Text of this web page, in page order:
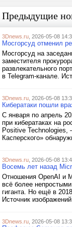
Предыдущие
3Dnews.ru , 2026-05-08
Мосгорсуд отменил
Мосгорсуд на
заместителя
развлекательного
в Telegram-канале.
3Dnews.ru , 2026-05-08
Кибератаки пошли
С января по апрель
при кибератаках на
Positive
Касперского»
3Dnews.ru , 2026-05-08
Восемь лет назад
Отношения OpenAI и
всё более
гиганта. Но ещё в
Источник
3Dnews.ru , 2026-05-08